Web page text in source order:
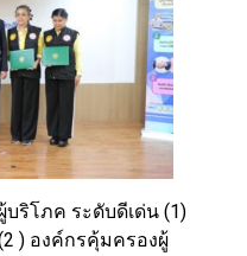
ริโภค ระดับดีเด่น (1)
) องค์กรคุ้มครองผู้